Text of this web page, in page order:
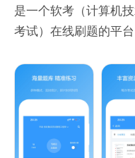
工,洗衣工,铣工,消防
工,验光师,验光员,药
考,多数试题均包含答
是一个软考（计算机
考试）在线刷题的平
考答案解析。祝您软
软考试题介绍：